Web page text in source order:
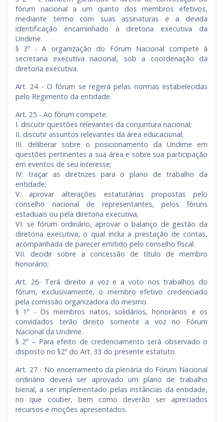
fórum nacional a um quinto dos membros efetivos,
mediante termo com suas assinaturas e a devida
identificação encaminhado à diretoria executiva da
Undime.
§ 3º - A organização do Fórum Nacional compete à
secretaria executiva nacional, sob a coordenação da
diretoria executiva.
Art. 24 - O fórum se regerá pelas normas estabelecidas
pelo Regimento da entidade.
Art. 25 - Ao fórum compete:
I. discutir questões relevantes da conjuntura nacional;
II. discutir assuntos relevantes da área educacional;
III. deliberar sobre o posicionamento da Undime em
questões pertinentes a sua área e sobre sua participação
em eventos de seu interesse;
IV. traçar as diretrizes para o plano de trabalho da
entidade;
V. aprovar alterações estatutárias propostas pelo
conselho nacional de representantes, pelos fóruns
estaduais ou pela diretoria executiva;
VI. se fórum ordinário, aprovar o balanço de gestão da
diretoria executiva, o qual inclui a prestação de contas,
acompanhada de parecer emitido pelo conselho fiscal.
VII. decidir sobre a concessão de título de membro
honorário;
Art. 26- Terá direito a voz e a voto nos trabalhos do
fórum, exclusivamente, o membro efetivo credenciado
pela comissão organizadora do mesmo.
§ 1º - Os membros natos, solidários, honorários e os
convidados terão direito somente a voz no Fórum
Nacional da Undime.
§ 2º – Para efeito de credenciamento será observado o
disposto no §2º do Art. 33 do presente estatuto.
Art. 27 - No encerramento da plenária do Fórum Nacional
ordinário deverá ser aprovado um plano de trabalho
bienal, a ser implementado pelas instâncias da entidade,
no que couber, bem como deverão ser apreciados
recursos e moções apresentados.